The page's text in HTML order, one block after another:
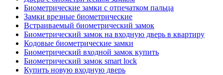
Биометрические замки с отпечатком пальца
Замки врезные биометрические
Встраиваемый биометрический замок
Биометрический замок на входную дверь в квартиру
Кодовые биометрические замки
Биометрический входной замок купить
Биометрический замок smart lock
Купить новую входную дверь